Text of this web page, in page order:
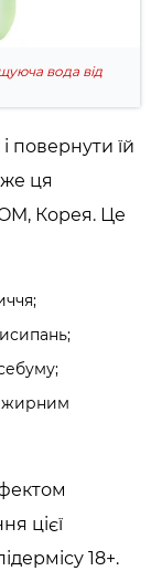
вода від
повернути їй
ця
Корея. Це
жирним
цієї
18+.